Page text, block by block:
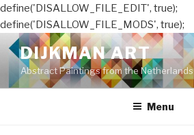
define('DISALLOW_FILE_EDIT', true);
define('DISALLOW_FILE_MODS', true);
Naar
de
inhoud
springen
DIJKMAN ART
Abstract Paintings from the Netherlands
Menu